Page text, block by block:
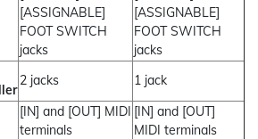
[ASSIGNABLE]
FOOT SWITCH
jacks
[ASSIGNABLE]
FOOT SWITCH
jacks
2 jacks 1 jack
[IN] and [OUT] MIDI
terminals
[IN] and [OUT]
MIDI terminals